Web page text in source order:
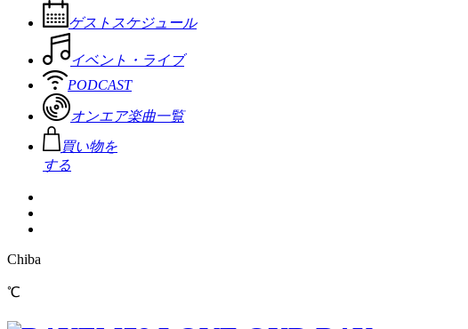
ゲストスケジュール
イベント・ライブ
PODCAST
オンエア楽曲一覧
買い物を
する
Chiba
℃